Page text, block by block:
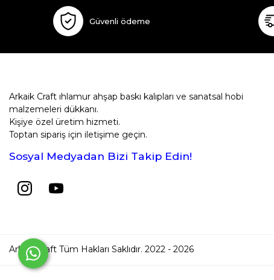
Güvenli ödeme
Arkaik Craft ıhlamur ahşap baskı kalıpları ve sanatsal hobi
malzemeleri dükkanı.
Kişiye özel üretim hizmeti.
Toptan sipariş için iletişime geçin.
Sosyal Medyadan Bizi Takip Edin!
Arkaik Craft Tüm Hakları Saklıdır. 2022 - 2026